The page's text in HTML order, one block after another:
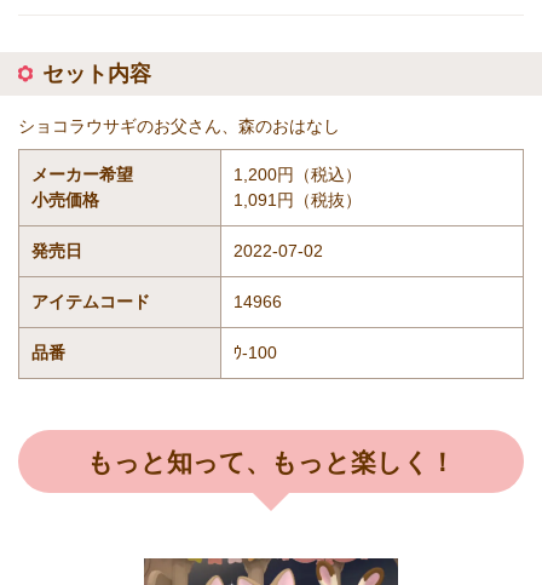
セット内容
ショコラウサギのお父さん、森のおはなし
メーカー希望
小売価格
1,200円（税込）
1,091円（税抜）
発売日 2022-07-02
アイテムコード 14966
品番 ｳ-100
もっと知って、もっと楽しく！